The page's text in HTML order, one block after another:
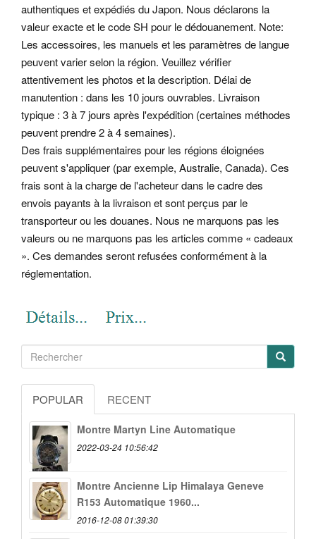
authentiques et expédiés du Japon. Nous déclarons la
valeur exacte et le code SH pour le dédouanement. Note:
Les accessoires, les manuels et les paramètres de langue
peuvent varier selon la région. Veuillez vérifier
attentivement les photos et la description. Délai de
manutention : dans les 10 jours ouvrables. Livraison
typique : 3 à 7 jours après l'expédition (certaines méthodes
peuvent prendre 2 à 4 semaines).
Des frais supplémentaires pour les régions éloignées
peuvent s'appliquer (par exemple, Australie, Canada). Ces
frais sont à la charge de l'acheteur dans le cadre des
envois payants à la livraison et sont perçus par le
transporteur ou les douanes. Nous ne marquons pas les
valeurs ou ne marquons pas les articles comme « cadeaux
». Ces demandes seront refusées conformément à la
réglementation.
POPULAR RECENT
Montre Martyn Line Automatique
2022-03-24 10:56:42
Montre Ancienne Lip Himalaya Geneve
R153 Automatique 1960...
2016-12-08 01:39:30